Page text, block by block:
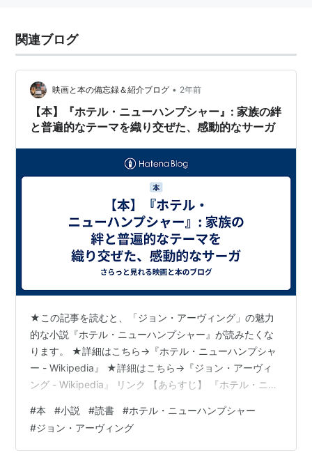
staff
製作：ニール・ハートレイ
脚本：
トニー・リチャードソン
撮影：
デヴィッド・ワトキン
レイモンド・レポート
ジョディ・フォスター
ポール・マクレーン
アマンダ・プラマー
ウィルフォード・ブリムリー
ウォーレス・ショーン
amazon:ホテル・ニューハンプシャー
DVD
関連ブログ
映画と本の備忘録＆紹介ブログ • 2年前
【本】『ホテル・ニューハンプシャー』: 家族の絆
と普遍的なテーマを織り交ぜた、感動的なサーガ
★この記事を読むと、「ジョン・アーヴィング」の魅力
的な小説『ホテル・ニューハンプシャー』が読みたくな
ります。 ★詳細はこちら→『ホテル・ニューハンプシャ
ー - Wikipedia』 ★詳細はこちら→『ジョン・アーヴィ
ング - Wikipedia』 リンク 【あらすじ】 『ホテル・ニュ
で、バリーボイズ家の奇妙で冒険に満ちた物語を描いて
います。父ウィンがホテル経営の夢を持っていることか
ら、家族はアメリカのニューハンプシャーからウィーン
#本 #小説 #読書 #ホテル・ニューハンプシャー
#ジョン・アーヴィング